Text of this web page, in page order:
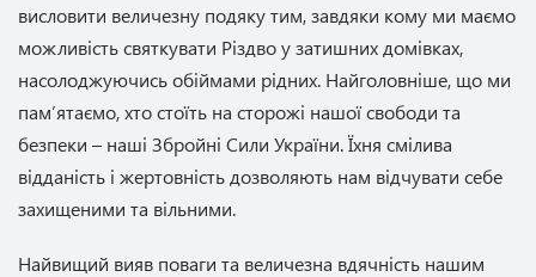
висловити величезну подяку тим, завдяки кому ми маємо
можливість святкувати Різдво у затишних домівках,
насолоджуючись обіймами рідних. Найголовніше, що ми
пам’ятаємо, хто стоїть на сторожі нашої свободи та
безпеки – наші Збройні Сили України. Їхня смілива
відданість і жертовність дозволяють нам відчувати себе
захищеними та вільними.
Найвищий вияв поваги та величезна вдячність нашим